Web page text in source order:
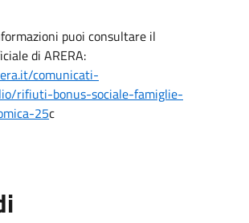
puoi consultare il
di ARERA:
comunicati-
rifiuti-bonus-sociale-famiglie-
25c